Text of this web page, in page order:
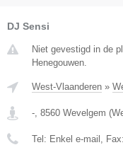
DJ Sensi
Niet gevestigd in de
Henegouwen.
West-Vlaanderen »
- 8560 Wevelgem (
Tel: Enkel e-mail , Fax: